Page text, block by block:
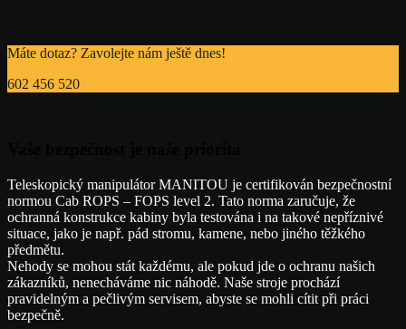
Máte dotaz? Zavolejte nám ještě dnes!
602 456 520
Teleskopický manipulátor MANITOU je certifikován bezpečnostní
normou Cab ROPS – FOPS level 2. Tato norma zaručuje, že
ochranná konstrukce kabiny byla testována i na takové nepříznivé
situace, jako je např. pád stromu, kamene, nebo jiného těžkého
předmětu.
Nehody se mohou stát každému, ale pokud jde o ochranu našich
zákazníků, nenecháváme nic náhodě. Naše stroje prochází
pravidelným a pečlivým servisem, abyste se mohli cítit při práci
bezpečně.